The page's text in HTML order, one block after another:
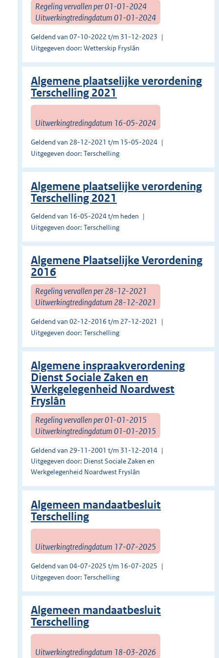
Regeling vervallen per 01-01-2024
Uitwerkingtredingdatum 01-01-2024
Geldend van 07-10-2022 t/m 31-12-2023
Uitgegeven door: Wetterskip Fryslân
Algemene plaatselijke verordening
Terschelling 2021
Uitwerkingtredingdatum 16-05-2024
Geldend van 28-12-2021 t/m 15-05-2024
Uitgegeven door: Terschelling
Algemene plaatselijke verordening
Terschelling 2021
Geldend van 16-05-2024 t/m heden
Uitgegeven door: Terschelling
Algemene Plaatselijke Verordening
2016
Regeling vervallen per 28-12-2021
Uitwerkingtredingdatum 28-12-2021
Geldend van 02-12-2016 t/m 27-12-2021
Uitgegeven door: Terschelling
Algemene inspraakverordening
Dienst Sociale Zaken en
Werkgelegenheid Noardwest
Fryslân
Regeling vervallen per 01-01-2015
Uitwerkingtredingdatum 01-01-2015
Geldend van 29-11-2001 t/m 31-12-2014
Uitgegeven door: Dienst Sociale Zaken en
Werkgelegenheid Noardwest Fryslân
Algemeen mandaatbesluit
Terschelling
Uitwerkingtredingdatum 17-07-2025
Geldend van 04-07-2025 t/m 16-07-2025
Uitgegeven door: Terschelling
Algemeen mandaatbesluit
Terschelling
Uitwerkingtredingdatum 18-03-2026